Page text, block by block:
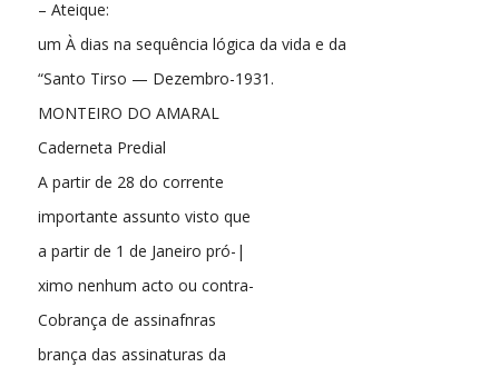
– Ateique:
um À dias na sequência lógica da vida e da
“Santo Tirso — Dezembro-1931.
MONTEIRO DO AMARAL
Caderneta Predial
A partir de 28 do corrente
importante assunto visto que
a partir de 1 de Janeiro pró-|
ximo nenhum acto ou contra-
Cobrança de assinafnras
brança das assinaturas da